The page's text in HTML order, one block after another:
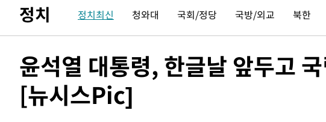
-31874초 전 >
입추에도 극한더위…서울 낮 39도 '폭염중대경보'
-26838초 전 >이란, 호르무즈서 "적국 목표물들"과 대치로 남부 케슘섬에서 두차
발효
-23704초 전 >[속보]트럼프, 美 원정출산 금지 행정명령 서명
-21404초 전 >
[속보] 뉴욕증시, 일제 하락 마감…나스닥 0.06%↓
정치 정치최신 청와대 국회/정당 국방/외교 북한
윤석열 대통령, 한글날 앞두고
[뉴시스Pic]